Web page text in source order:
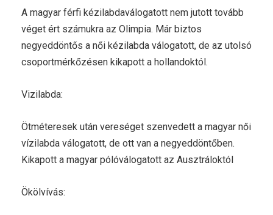
A magyar férfi kézilabdaválogatott nem jutott tovább
véget ért számukra az Olimpia. Már biztos
negyeddöntős a női kézilabda válogatott, de az utolsó
csoportmérkőzésen kikapott a hollandoktól.
Vizilabda:
Ötméteresek után vereséget szenvedett a magyar női
vízilabda válogatott, de ott van a negyeddöntőben.
Kikapott a magyar pólóválogatott az Ausztráloktól
Ökölvívás: